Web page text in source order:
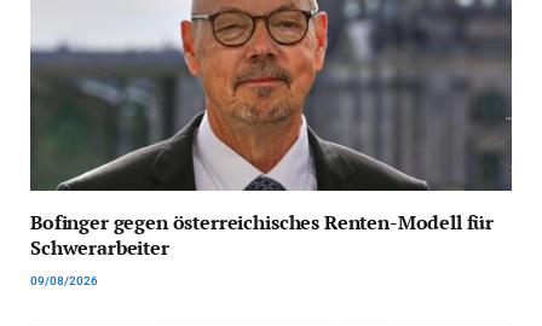
Bofinger gegen österreichisches Renten-Modell für
Schwerarbeiter
09/08/2026